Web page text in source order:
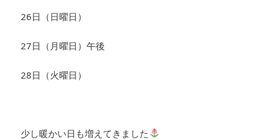
26日（日曜日）
27日（月曜日）午後
28日（火曜日）
少し暖かい日も増えてきました